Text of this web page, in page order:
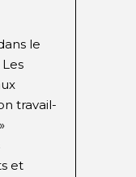
le
travail-
et